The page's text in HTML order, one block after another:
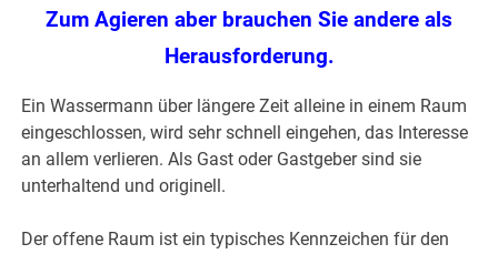
Zum Agieren aber brauchen Sie andere als
Herausforderung.
Ein Wassermann über längere Zeit alleine in einem Raum
eingeschlossen, wird sehr schnell eingehen, das Interesse
an allem verlieren. Als Gast oder Gastgeber sind sie
unterhaltend und originell.
Der offene Raum ist ein typisches Kennzeichen für den